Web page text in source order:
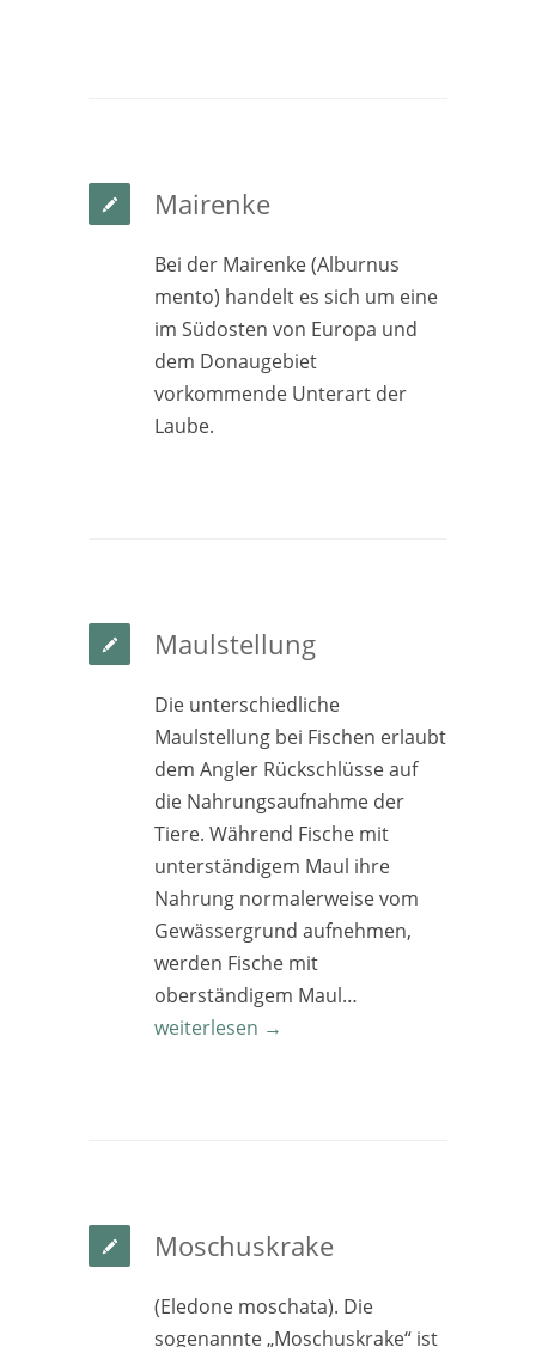
Mairenke
Bei der Mairenke (Alburnus
mento) handelt es sich um eine
im Südosten von Europa und
dem Donaugebiet
vorkommende Unterart der
Laube.
Maulstellung
Die unterschiedliche
Maulstellung bei Fischen erlaubt
dem Angler Rückschlüsse auf
die Nahrungsaufnahme der
Tiere. Während Fische mit
unterständigem Maul ihre
Nahrung normalerweise vom
Gewässergrund aufnehmen,
werden Fische mit
oberständigem Maul…
weiterlesen →
Moschuskrake
(Eledone moschata). Die
sogenannte „Moschuskrake“ ist